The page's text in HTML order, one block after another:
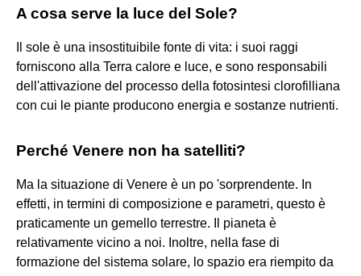
A cosa serve la luce del Sole?
Il sole è una insostituibile fonte di vita: i suoi raggi
forniscono alla Terra calore e luce, e sono responsabili
dell'attivazione del processo della fotosintesi clorofilliana
con cui le piante producono energia e sostanze nutrienti.
Perché Venere non ha satelliti?
Ma la situazione di Venere è un po 'sorprendente. In
effetti, in termini di composizione e parametri, questo è
praticamente un gemello terrestre. Il pianeta è
relativamente vicino a noi. Inoltre, nella fase di
formazione del sistema solare, lo spazio era riempito da